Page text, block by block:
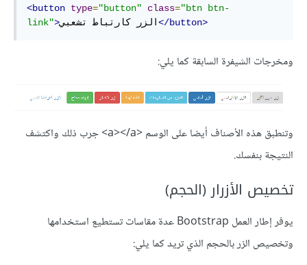
<button type="button" class="btn btn-
link">الزر كارتباط تشعبي </button>
ومخرجات الشيفرة السابقة كما يلي:
وتنطبق هذه الأصناف أيضا على الوسم <a></a> جرب ذلك واكتشف
النتيجة بنفسك.
تخصيص الأزرار (الحجم)
يوفر إطار العمل Bootstrap عدة مقاسات تستطيع استخدامها
وتخصيص الزر بالحجم الذي تريد كما يلي: